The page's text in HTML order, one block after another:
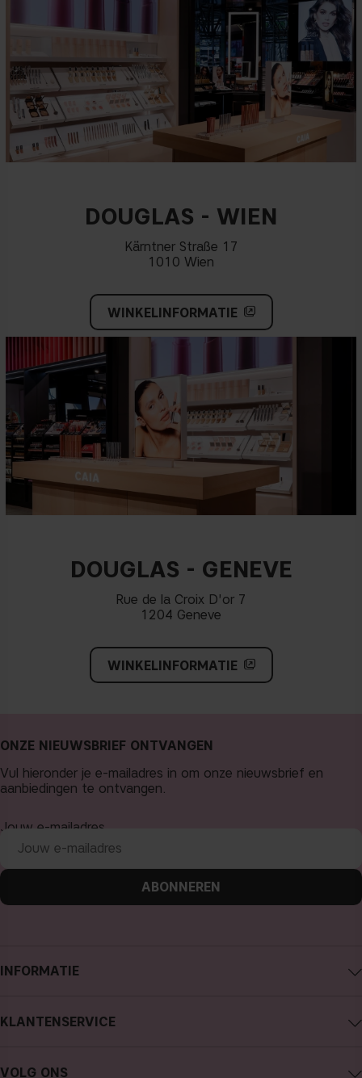
DOUGLAS - WIEN
Kärntner Straße 17
1010 Wien
WINKELINFORMATIE
DOUGLAS - GENEVE
Rue de la Croix D'or 7
1204 Geneve
WINKELINFORMATIE
INFORMATIE
Carrière
KLANTENSERVICE
VOLG ONS
ONZE NIEUWSBRIEF ONTVANGEN
Vul hieronder je e-mailadres in om onze nieuwsbrief en
aanbiedingen te ontvangen.
Jouw e-mailadres
ABONNEREN